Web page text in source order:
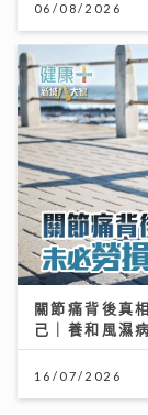
06/08/2026
關節痛背後真
己｜養和風濕
16/07/2026